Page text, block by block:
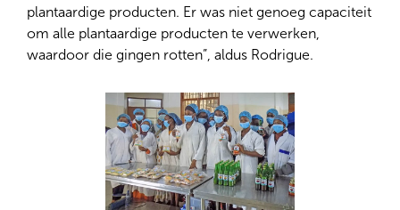
plantaardige producten. Er was niet genoeg capaciteit
om alle plantaardige producten te verwerken,
waardoor die gingen rotten”, aldus Rodrigue.